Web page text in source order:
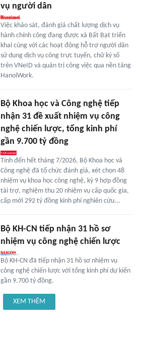
vụ người dân
Việc khảo sát, đánh giá chất lượng dịch vụ
hành chính công đang được xã Bất Bạt triển
khai cùng với các hoạt động hỗ trợ người dân
sử dụng dịch vụ công trực tuyến, chữ ký số
trên VNeID và quản trị công việc qua nền tảng
HanoiWork.
Bộ Khoa học và Công nghệ tiếp
nhận 31 đề xuất nhiệm vụ công
nghệ chiến lược, tổng kinh phí
gần 9.700 tỷ đồng
Tính đến hết tháng 7/2026, Bộ Khoa học và
Công nghệ đã tổ chức đánh giá, xét chọn 48
nhiệm vụ khoa học công nghệ, ký 9 hợp đồng
tài trợ, nghiệm thu 20 nhiệm vụ cấp quốc gia,
cấp mới 292 tỷ đồng kinh phí nghiên cứu...
Bộ KH-CN tiếp nhận 31 hồ sơ
nhiệm vụ công nghệ chiến lược
Bộ KH-CN đã tiếp nhận 31 hồ sơ nhiệm vụ
công nghệ chiến lược với tổng kinh phí dự kiến
gần 9.700 tỷ đồng.
XEM THÊM